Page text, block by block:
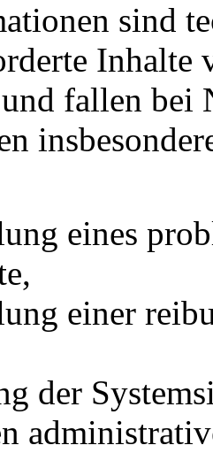
sind
Inhalte
fallen bei
eines
einer
der